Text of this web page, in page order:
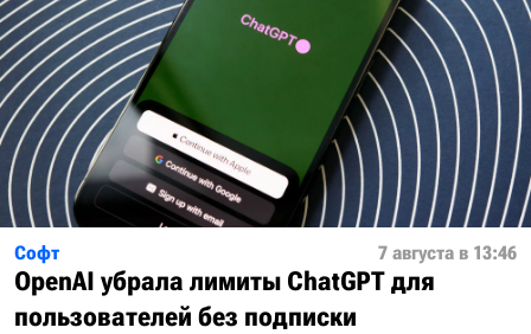
Софт 7 августа в 13:46
OpenAI убрала лимиты ChatGPT для
пользователей без подписки